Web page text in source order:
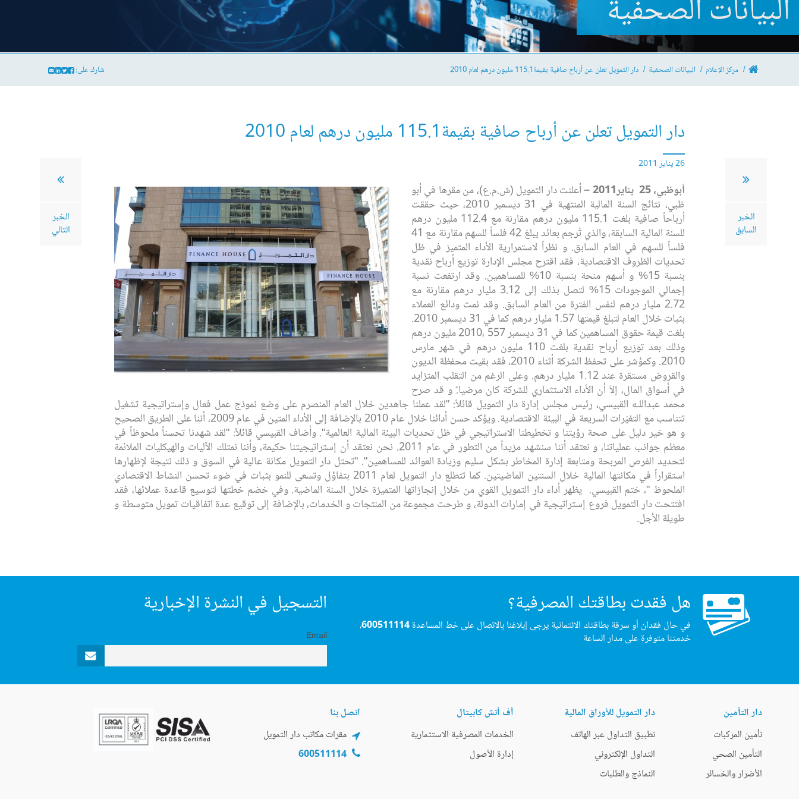
البيانات الصحفية
مركز الإعلام البيانات الصحفية دار التمويل تعلن عن أرباح صافية بقيمة115.1 مليون درهم لعام 2010 شارك على:
الخبر
السابق
الخبر
التالي
دار التمويل تعلن عن أرباح صافية بقيمة115.1 مليون درهم لعام 2010
26 يناير 2011
أبوظبي، 25‏‎ ‎‏ يناير2011‏ –
أعلنت دار التمويل (ش.م.ع)، من مقرها في أبو
ظبي، نتائج السنة المالية المنتهية في 31 ديسمبر 2010، ‏حيث حققت
أرباحاً صافية بلغت 115.1 مليون درهم مقارنة مع ‏‎112.4‎‏ مليون درهم
للسنة المالية السابقة، ‏والذي تُرجم بعائد يبلغ ‏‎42‎‏ فلساً للسهم مقارنة مع 41
فلساً للسهم في العام السابق. و نظراً لاستمرارية الأداء ‏المتميز في ظل
تحديات الظروف الاقتصادية، فقد اقترح مجلس الإدارة توزيع أرباح نقدية
بنسبة 15% و ‏أسهم منحة بنسبة ‏‎10‎‏% للمساهمين.‏ وقد ارتفعت نسبة
إجمالي الموجودات 15% لتصل بذلك إلى 3.12 مليار درهم مقارنة مع
2.72 مليار درهم ‏لنفس الفترة من العام السابق.‏‎ ‎وقد نمت ودائع العملاء
بثبات خلال العام لتبلغ قيمتها 1.57 مليار درهم كما في ‏‎31‎‏ ديسمبر ‏‎2010‎‏.‏
بلغت قيمة حقوق المساهمين كما في ‏‎31‎‏ ديسمبر ‏‎2010‎، 557 مليون درهم
وذلك بعد توزيع أرباح نقدية ‏بلغت 110 مليون درهم في شهر مارس
2010. وكمؤشر على تحفظ الشركة أثناء 2010، فقد بقيت محفظة ‏الديون
والقروض مستقرة عند 1.12 مليار درهم. وعلى الرغم من التقلب المتزايد
في أسواق المال، إلاّ أن ‏الأداء الاستثماري للشركة كان مرضيا.ً‏ و قد صرح
محمد عبداللـه القبيسي، رئيس مجلس إدارة دار التمويل قائلاً: "لقد عملنا جاهدين خلال العام ‏المنصرم على وضع نموذج عمل فعال وإستراتيجية تشغيل
تتناسب مع التغيّرات السريعة في البيئة ‏الاقتصادية. ويؤكد حسن أدائنا خلال عام 2010 بالإضافة إلى الأداء المتين في عام 2009، أننا على الطريق ‏الصحيح
و هو خير دليل على صحة رؤيتنا و تخطيطنا الاستراتيجي في ظل تحديات البيئة المالية العالمية".‏ وأضاف القبيسي قائلاً: "لقد شهدنا تحسناً ملحوظاً في
معظم جوانب عملياتنا، و نعتقد أننا سنشهد مزيداً من ‏التطور في عام 2011. نحن نعتقد أن إستراتيجيتنا حكيمة، وأننا نمتلك الآليات والهيكليات الملائمة
لتحديد ‏الفرص المربحة ومتابعة إدارة المخاطر بشكل سليم وزيادة العوائد للمساهمين".‏ ‏"تحتل دار التمويل مكانة عالية في السوق و ذلك نتيجة لإظهارها
استقراراً في مكانتها المالية خلال السنتين ‏الماضيتين.‏‎ ‎كما تتطلع دار التمويل لعام 2011 بتفاؤل وتسعى للنمو بثبات في ضوء تحسن النشاط الاقتصادي
‏الملحوظ "، ختم القبيسي. ‏ يظهر أداء دار التمويل القوي من خلال إنجازاتها المتميزة خلال السنة الماضية. وفي خضم خطتها لتوسيع ‏قاعدة عملائها، فقد
افتتحت دار التمويل فروع إستراتيجية في إمارات الدولة، و طرحت مجموعة من ‏المنتجات و الخدمات، بالإضافة إلى توقيع عدة اتفاقيات تمويل متوسطة و
طويلة الأجل.‏
هل فقدت بطاقتك المصرفية؟
في حال فقدان أو سرقة بطاقتك الائتمانية يرجى إبلاغنا بالاتصال على خط المساعدة600511114،
خدمتنا متوفرة على مدار الساعة
التسجيل في النشرة الإخبارية
Email
دار التأمين
تأمين المركبات
التأمين الصحي
الأضرار والخسائر
دار التمويل للأوراق المالية
تطبيق التداول عبر الهاتف
التداول الإلكتروني
النماذج والطلبات
أف أتش كابيتال
الخدمات المصرفية الاستثمارية
إدارة الأصول
اتصل بنا
مقرات مكاتب دار التمويل
600511114